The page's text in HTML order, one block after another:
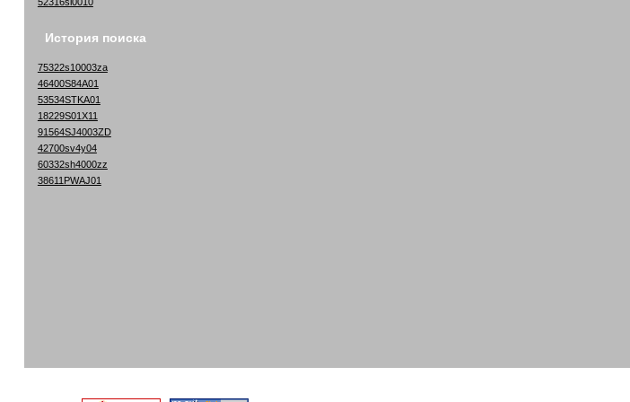
История поиска
75322s10003za
46400S84A01
53534STKA01
18229S01X11
91564SJ4003ZD
42700sv4y04
60332sh4000zz
38611PWAJ01